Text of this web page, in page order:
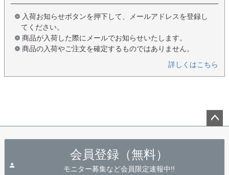
入荷お知らせボタンを押下して、メールアドレスを登録し
てください。
商品が入荷した際にメールでお知らせいたします。
商品の入荷やご注文を確定するものではありません。
詳しくはこちら
会員登録（無料）
モニター募集など会員限定速報中!!